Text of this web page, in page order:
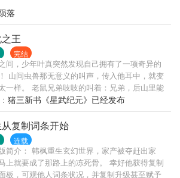
：“因系统bug获得长生体。” “我要点满气运…”
苟到天下无敌！”
落
王
完结
间，少年叶真突然发现自己拥有了一项奇异的
山间虫兽那无意义的叫声，传入他耳中，就变
一样。 老鼠兄弟吱吱的叫着：兄弟，后山里能
体型增长数十倍的宝贝快滴落了，快走！ 一群
叽叽喳喳：那两个家伙又来了，兄弟们，快
个饱！ 一只云翼幼虎面对叶真发出一声又一声
魄的虎啸：妈妈不在家，别过来，再过来吃了
切，都因此改变！ 猪三最新的新书《基因大时
经发布，兄弟姐妹们收藏推荐走一波呐。 嫌新
的兄弟，可以宰杀猪三的万订精品老书《掌御
猪三新书《星武纪元》已经发布
复制词条开始
连载
简介： 韩枫重生玄幻世界，家产被夺赶出家
上就要成了那路上的冻死骨。 幸好他获得复制
板，可观他人词条状况，并复制升级甚至赋予